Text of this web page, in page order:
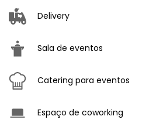
Delivery
Sala de eventos
Catering para eventos
Espaço de coworking